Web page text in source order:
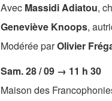
Avec Massidi Adiatou,
Geneviève Knoops,
Modérée parOlivier
Sam. 28 / 09 → 11 h 30
Maison des